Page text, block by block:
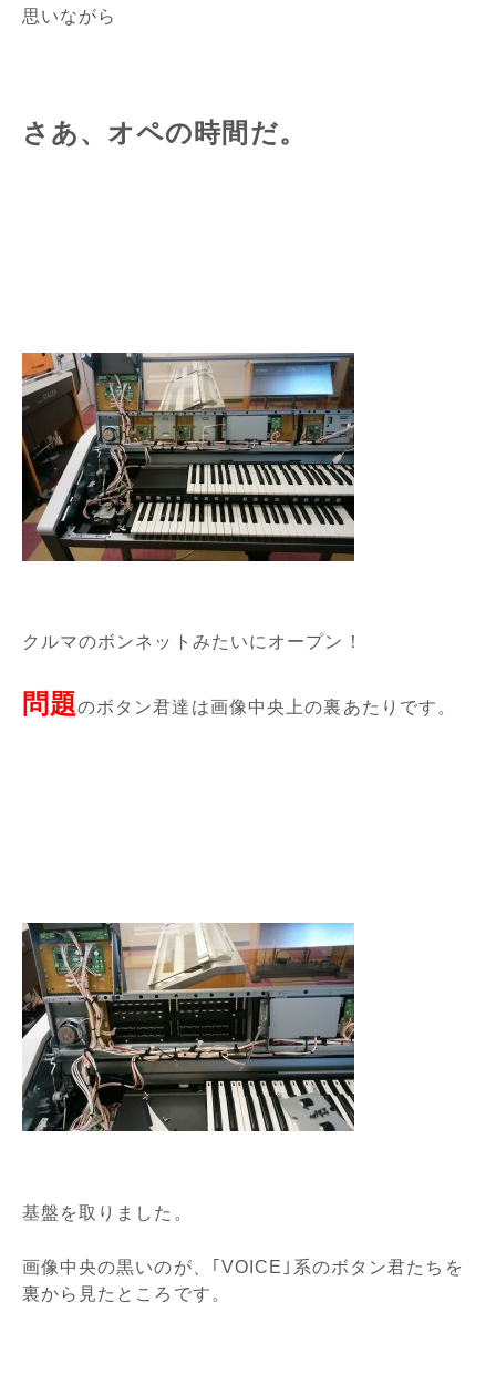
思いながら
さあ、オペの時間だ。
クルマのボンネットみたいにオープン！
問題のボタン君達は画像中央上の裏あたりです。
基盤を取りました。
画像中央の黒いのが、｢VOICE｣系のボタン君たちを
裏から見たところです。